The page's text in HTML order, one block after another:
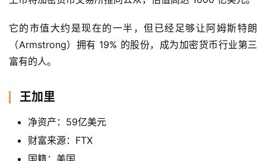
它的市值大约是现在的一半，但已经足够让阿姆斯特朗
（Armstrong）拥有 19% 的股份，成为加密货币行业第三
富有的人。
王加里
净资产：59亿美元
财富来源：FTX